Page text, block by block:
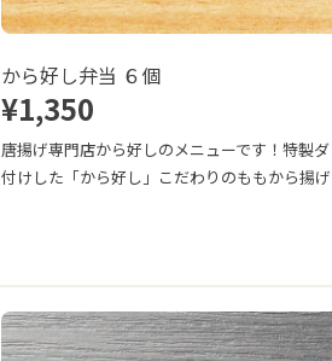
から好し弁当 ６個
¥1,350
唐揚げ専門店から好しのメニューです！特製
付けした「から好し」こだわりのももから揚げ